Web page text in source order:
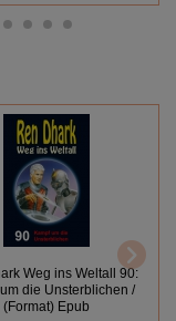
Weg ins Weltall 90:
die Unsterblichen /
(Format) Epub